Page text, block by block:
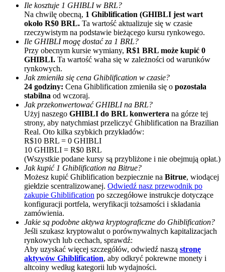
Afiliaci Bitrue
Aż do 65% prowizji!
Polecaj
Zaproś przyjaciela, aby otrzymać nagrody pieniężne
BTC Welcome Rewards
Ile kosztuje 1 GHIBLI w BRL?
Na chwilę obecną, 1 Ghiblification (GHIBLI jest wart
około R$0 BRL. Ta wartość aktualizuje się w czasie
rzeczywistym na podstawie bieżącego kursu rynkowego.
Ile GHIBLI mogę dostać za 1 BRL?
Przy obecnym kursie wymiany, R$1 BRL może kupić 0
GHIBLI. Ta wartość waha się w zależności od warunków
rynkowych.
Jak zmieniła się cena Ghiblification w czasie?
24 godziny: Cena Ghiblification zmieniła się o pozostała
stabilna od wczoraj.
Jak przekonwertować GHIBLI na BRL?
Użyj naszego GHIBLI do BRL konwertera na górze tej
strony, aby natychmiast przeliczyć Ghiblification na Brazilian
Real. Oto kilka szybkich przykładów:
R$10 BRL = 0 GHIBLI
10 GHIBLI = R$0 BRL
(Wszystkie podane kursy są przybliżone i nie obejmują opłat.)
Jak kupić 1 Ghiblification na Bitrue?
Możesz kupić Ghiblification bezpiecznie na Bitrue, wiodącej
giełdzie scentralizowanej. Odwiedź nasz przewodnik po
zakupie Ghiblification po szczegółowe instrukcje dotyczące
konfiguracji portfela, weryfikacji tożsamości i składania
zamówienia.
Jakie są podobne aktywa kryptograficzne do Ghiblification?
Jeśli szukasz kryptowalut o porównywalnych kapitalizacjach
rynkowych lub cechach, sprawdź:
Aby uzyskać więcej szczegółów, odwiedź naszą stronę
aktywów Ghiblification, aby odkryć pokrewne monety i
altcoiny według kategorii lub wydajności.